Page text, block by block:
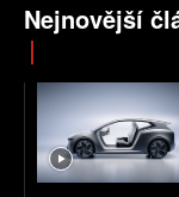
Nejnovější